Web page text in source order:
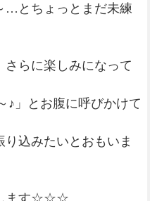
…とちょっとまだ未練
さらに楽しみになって
♪」とお腹に呼びかけて
込みたいとおもいま